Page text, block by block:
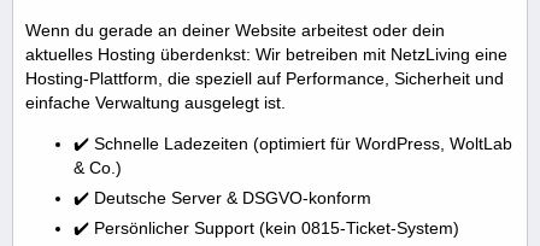
Wenn du gerade an deiner Website arbeitest oder dein
aktuelles Hosting überdenkst: Wir betreiben mit NetzLiving eine
Hosting-Plattform, die speziell auf Performance, Sicherheit und
einfache Verwaltung ausgelegt ist.
✔️ Schnelle Ladezeiten (optimiert für WordPress, WoltLab
& Co.)
✔️ Deutsche Server & DSGVO-konform
✔️ Persönlicher Support (kein 0815-Ticket-System)